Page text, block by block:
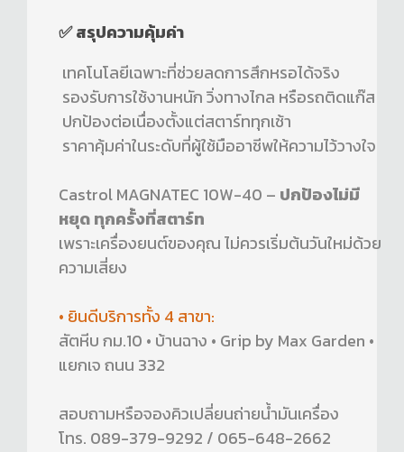
✅สรุปความคุ้มค่า
เทคโนโลยีเฉพาะที่ช่วยลดการสึกหรอได้จริง
รองรับการใช้งานหนัก วิ่งทางไกล หรือรถติดแก๊ส
ปกป้องต่อเนื่องตั้งแต่สตาร์ททุกเช้า
ราคาคุ้มค่าในระดับที่ผู้ใช้มืออาชีพให้ความไว้วางใจ
Castrol MAGNATEC 10W-40 – ปกป้องไม่มี
หยุด ทุกครั้งที่สตาร์ท
เพราะเครื่องยนต์ของคุณ ไม่ควรเริ่มต้นวันใหม่ด้วย
ความเสี่ยง
• ยินดีบริการทั้ง 4 สาขา:
สัตหีบ กม.10 • บ้านฉาง • Grip by Max Garden •
แยกเจ ถนน 332
สอบถามหรือจองคิวเปลี่ยนถ่ายน้ำมันเครื่อง
โทร. 089-379-9292 / 065-648-2662